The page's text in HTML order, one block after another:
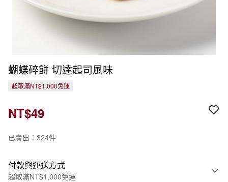
蝴蝶碎餅 切達起司風味
超取滿NT$1,000免運
NT$49
已賣出：324件
付款與運送方式
超取滿NT$1,000免運